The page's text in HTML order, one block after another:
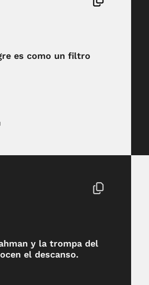
es como un filtro
y la trompa del
el descanso.